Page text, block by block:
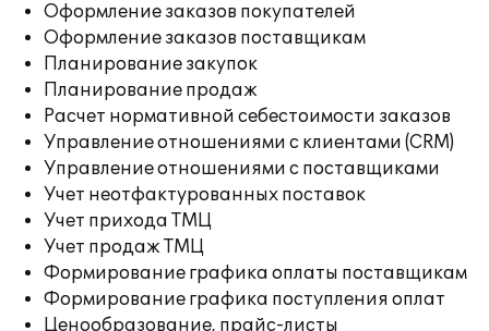
Оформление заказов покупателей
Оформление заказов поставщикам
Планирование закупок
Планирование продаж
Расчет нормативной себестоимости заказов
Управление отношениями с клиентами (CRM)
Управление отношениями с поставщиками
Учет неотфактурованных поставок
Учет прихода ТМЦ
Учет продаж ТМЦ
Формирование графика оплаты поставщикам
Формирование графика поступления оплат
Ценообразование, прайс-листы